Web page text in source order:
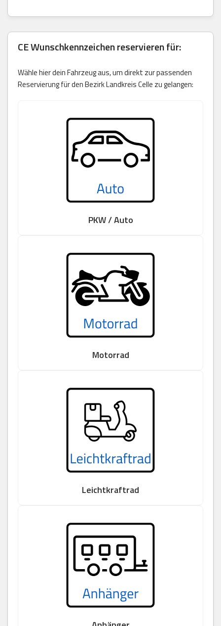
CE Wunschkennzeichen reservieren für:
Wähle hier dein Fahrzeug aus, um direkt zur passenden
Reservierung für den Bezirk Landkreis Celle zu gelangen:
PKW / Auto
Motorrad
Leichtkraftrad